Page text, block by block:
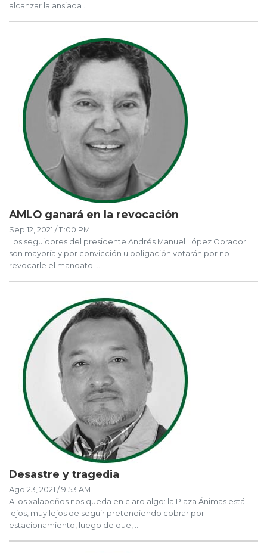
alcanzar la ansiada ...
AMLO ganará en la revocación
Sep 12, 2021 / 11:00 PM
Los seguidores del presidente Andrés Manuel López Obrador
son mayoría y por convicción u obligación votarán por no
revocarle el mandato. ...
Desastre y tragedia
Ago 23, 2021 / 9:53 AM
A los xalapeños nos queda en claro algo: la Plaza Ánimas está
lejos, muy lejos de seguir pretendiendo cobrar por
estacionamiento, luego de que, ...